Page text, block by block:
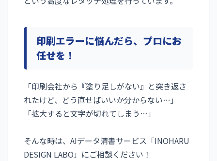
印刷エラーに悩んだら、プロにお
任せを！
「印刷会社から『塗り足しがない』と突き返さ
れたけど、どう直せばいいか分からない…」
「拡大すると文字が切れてしまう…」
そんな時は、AIデータ清書サービス「INOHARU
DESIGN LABO」にご相談ください！